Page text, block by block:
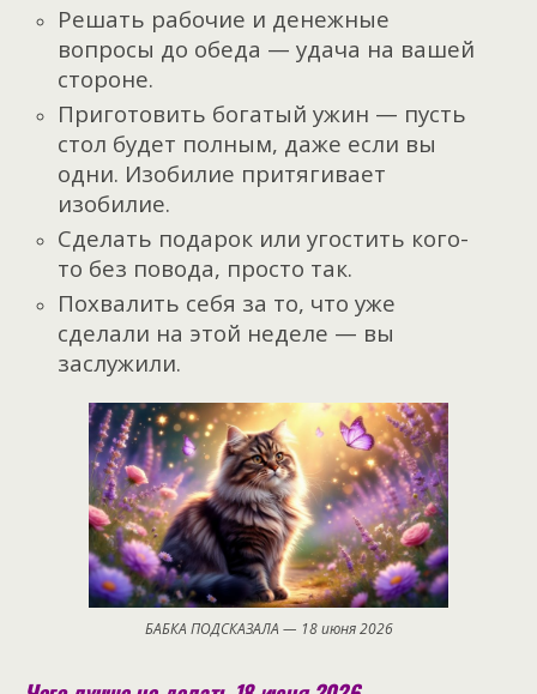
Решать рабочие и денежные
вопросы до обеда — удача на вашей
стороне.
Приготовить богатый ужин — пусть
стол будет полным, даже если вы
одни. Изобилие притягивает
изобилие.
Сделать подарок или угостить кого-
то без повода, просто так.
Похвалить себя за то, что уже
сделали на этой неделе — вы
заслужили.
БАБКА ПОДСКАЗАЛА — 18 июня 2026